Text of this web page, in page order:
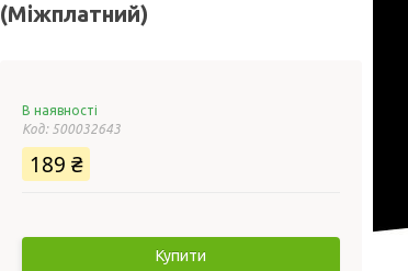
(Міжплатний)
В наявності
Код: 500032643
189 ₴
Купити